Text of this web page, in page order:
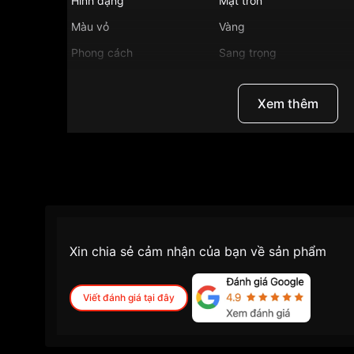
Màu vỏ
Vàng
Phong cách
Sang trọng
9.15mmXem thêm
Xin chia sẻ cảm nhận của bạn về sản phẩm
Viết đánh giá tại đây